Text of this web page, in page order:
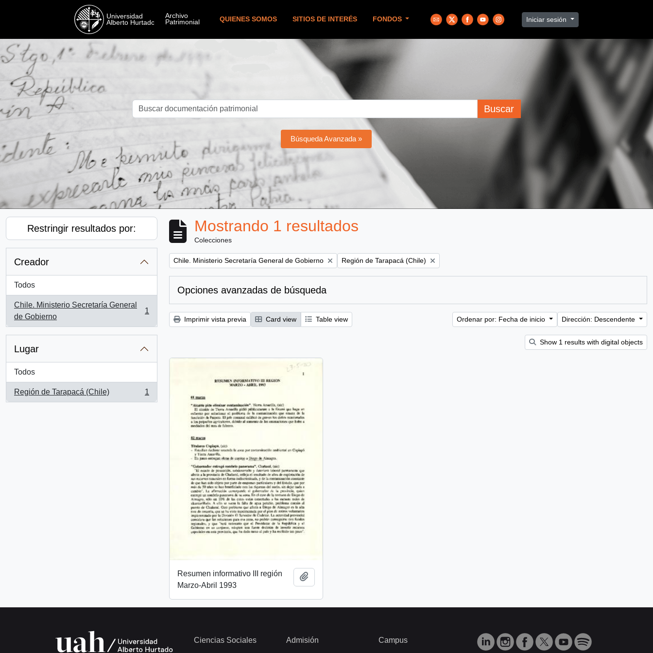
QUIENES SOMOS SITIOS DE INTERÉS FONDOS Iniciar sesión
Buscar
Búsqueda Avanzada »
Restringir resultados por:
Creador
Todos
Chile. Ministerio Secretaría General
de Gobierno
, 1 resultados
1
Lugar
Todos
Región de Tarapacá (Chile)
, 1 resultados
1
Mostrando 1 resultados
Colecciones
Remove filter:
Chile. Ministerio Secretaría General de Gobierno Remove filter:
Región de Tarapacá (Chile)
Opciones avanzadas de búsqueda
Imprimir vista previa Card view Table view Ordenar por: Fecha de inicio Dirección: Descendente
Show 1 results with digital objects
Resumen informativo III región
Marzo-Abril 1993
Ciencias Sociales Admisión Campus